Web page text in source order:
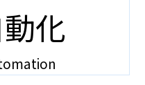
化